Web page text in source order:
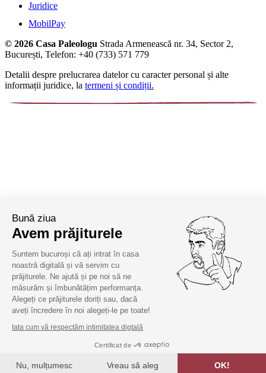
Juridice
MobilPay
© 2026 Casa Paleologu Strada Armenească nr. 34, Sector 2,
București, Telefon: +40 (733) 571 779
Detalii despre prelucrarea datelor cu caracter personal și alte
informații juridice, la termeni și condiții.
Bună ziua
Avem prăjiturele
Suntem bucuroși că ați intrat în casa
noastră digitală și vă servim cu
prăjiturele. Ne ajută și pe noi să ne
măsurăm și îmbunătățim performanța.
Alegeți ce prăjiturele doriți sau, dacă
aveți încredere în noi alegeți-le pe toate!
Iata cum vă respectăm intimitatea digtală
Certificat de
Nu, mulțumesc Vreau să aleg OK!